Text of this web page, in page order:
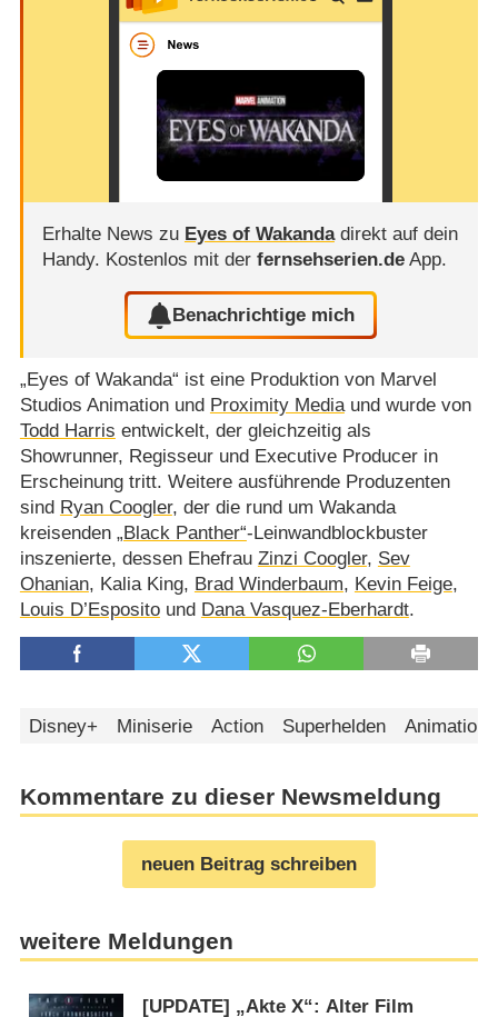
Erhalte News zu Eyes of Wakandadirekt auf dein
Handy. Kostenlos mit der fernsehserien.deApp.
Benachrichtige mich
„Eyes of Wakanda“ ist eine Produktion von Marvel
Studios Animation und Proximity Mediaund wurde von
Todd Harris entwickelt, der gleichzeitig als
Showrunner, Regisseur und Executive Producer in
Erscheinung tritt. Weitere ausführende Produzenten
sind Ryan Coogler, der die rund um Wakanda
kreisenden „Black Panther“-Leinwandblockbuster
inszenierte, dessen Ehefrau Zinzi Coogler, Sev
Ohanian, Kalia King, Brad Winderbaum, Kevin Feige,
Louis D’Espositound Dana Vasquez-Eberhardt.
Disney+ Miniserie Action Superhelden Animation
Kommentare zu dieser Newsmeldung
neuen Beitrag schreiben
weitere Meldungen
[UPDATE] „Akte X“: Alter Film